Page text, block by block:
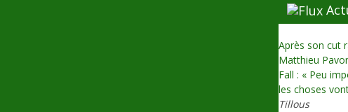
Après son cut
Matthieu
Fall : « Peu
les choses
Tillous